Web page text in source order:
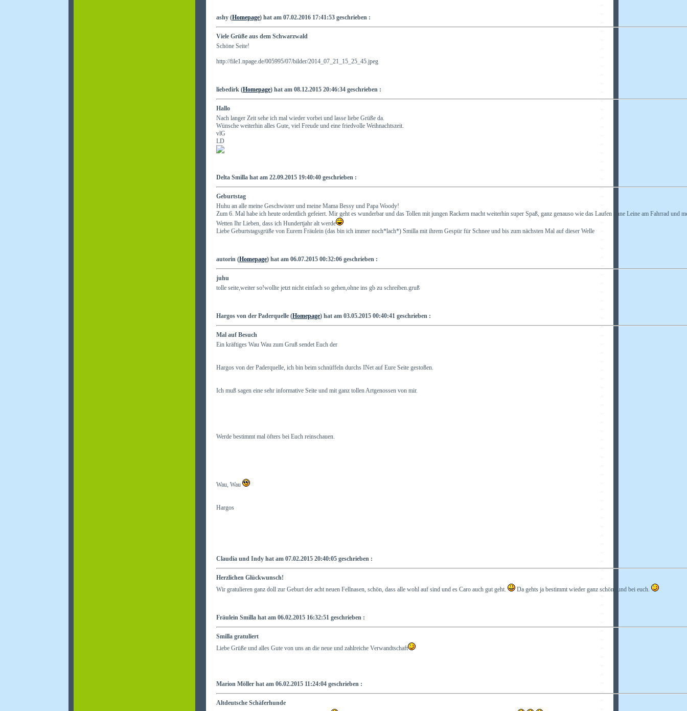
ashy (Homepage) hat am 07.02.2016 17:41:53 geschrieben :
Viele Grüße aus dem Schwarzwald
Schöne Seite!
http://file1.npage.de/005995/07/bilder/2014_07_21_15_25_45.jpeg
liebedirk (Homepage) hat am 08.12.2015 20:46:34 geschrieben :
Hallo
Nach langer Zeit sehe ich mal wieder vorbei und lasse liebe Grüße da.
Wünsche weiterhin alles Gute, viel Freude und eine friedvolle Weihnachtszeit.
vlG
LD
Delta Smilla hat am 22.09.2015 19:40:40 geschrieben :
Geburtstag
Huhu an alle meine Geschwister und meine Mama Bessy und Papa Woody!
Zum 6. Mal habe ich heute ordentlich gefeiert. Mir geht es wunderbar und das Tollen mit jungen Rackern macht weiterhin super Spaß, ganz genauso wie das Laufen ohne Leine am Fahrrad und
Wetten Ihr Lieben, dass ich Hundertjahr alt werde
Liebe Geburtstagsgrüße von Eurem Fräulein (das bin ich immer noch*lach*) Smilla mit ihrem Gespür für Schnee und bis zum nächsten Mal auf dieser Welle
autorin (Homepage) hat am 06.07.2015 00:32:06 geschrieben :
juhu
tolle seite,weiter so!wollte jetzt nicht einfach so gehen,ohne ins gb zu schreiben.gruß
Hargos von der Paderquelle (Homepage) hat am 03.05.2015 00:40:41 geschrieben :
Mal auf Besuch
Ein kräftiges Wau Wau zum Gruß sendet Euch der
Hargos von der Paderquelle, ich bin beim schnüffeln durchs INet auf Eure Seite gestoßen.
Ich muß sagen eine sehr informative Seite und mit ganz tollen Artgenossen von mir.
Werde bestimmt mal öfters bei Euch reinschauen.
Wau, Wau
Hargos
Claudia und Indy hat am 07.02.2015 20:40:05 geschrieben :
Herzlichen Glückwunsch!
Wir gratulieren ganz doll zur Geburt der acht neuen Fellnasen, schön, dass alle wohl auf sind und es Caro auch gut geht.
Da gehts ja bestimmt wieder ganz schön rund bei euch.
Fräulein Smilla hat am 06.02.2015 16:32:51 geschrieben :
Smilla gratuliert
Liebe Grüße und alles Gute von uns an die neue und zahlreiche Verwandtschaft
Marion Möller hat am 06.02.2015 11:24:04 geschrieben :
Altdeutsche Schäferhunde